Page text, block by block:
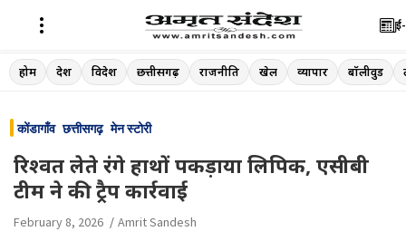
Skip
to
होम देश विदेश छत्तीसगढ़ राजनीति खेल व्यापार बॉलीवुड
कोंडागाँव छत्तीसगढ़ मेन स्टोरी
रिश्वत लेते रंगे हाथों पकड़ाया लिपिक, एसीबी
टीम ने की ट्रैप कार्रवाई
February 8, 2026 Amrit Sandesh